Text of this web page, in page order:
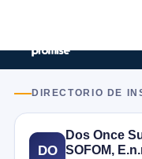
DIRECTORIO DE
DO
Dos Once
SOFOM,